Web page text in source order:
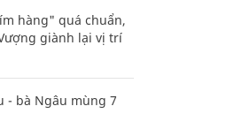
hàng" quá chuẩn,
giành lại vị trí
- bà Ngâu mùng 7